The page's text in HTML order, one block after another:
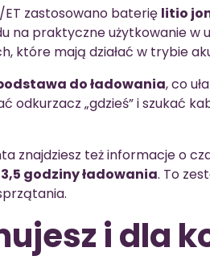
ET zastosowano baterię litio
na praktyczne użytkowanie w
które mają działać w trybie
do ładowania, co
odkurzacz „gdzieś” i szukać
znajdziesz też informacje o
3,5 godziny ładowania. To
i dla